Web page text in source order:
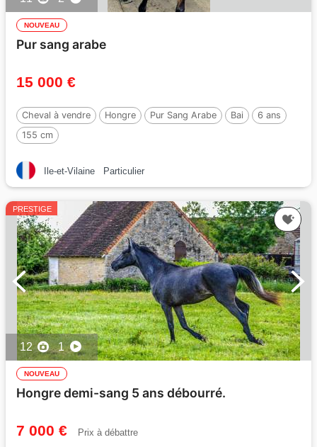
NOUVEAU
Pur sang arabe
15 000 €
Cheval à vendre Hongre Pur Sang Arabe Bai
6 ans
155 cm
Ile-et-Vilaine Particulier
PRESTIGE
12 1
NOUVEAU
Hongre demi-sang 5 ans débourré.
7 000 € Prix à débattre